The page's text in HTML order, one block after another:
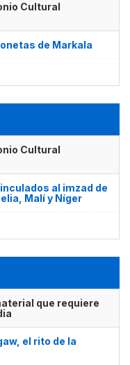
Cultural
de Markala
Cultural
al imzad de
Malí y Níger
que requiere
el rito de la